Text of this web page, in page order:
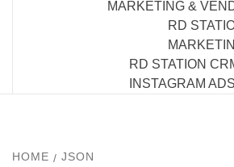
MARKETING &
RD
RD STATION
INSTAGRAM ADS
HOME JSON